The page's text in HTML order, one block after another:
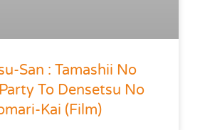
San : Tamashii No
To Densetsu No
Kai (film)